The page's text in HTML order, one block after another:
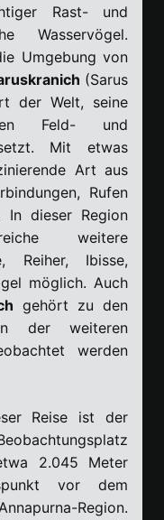
Rast- und
Wasservögel.
Umgebung von
(Sarus
der Welt, seine
Feld- und
Mit etwas
Art aus
Rufen
In dieser Region
weitere
Reiher, Ibisse,
möglich. Auch
gehört zu den
der weiteren
werden
Reise ist der
2.045 Meter
vor dem
Region.